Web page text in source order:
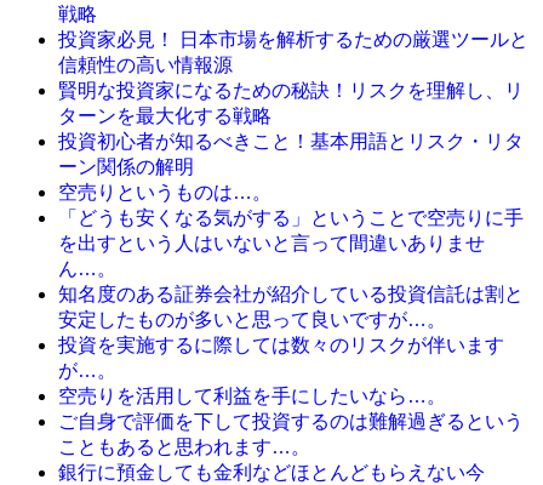
戦略
投資家必見！ 日本市場を解析するための厳選ツールと
信頼性の高い情報源
賢明な投資家になるための秘訣！リスクを理解し、リ
ターンを最大化する戦略
投資初心者が知るべきこと！基本用語とリスク・リタ
ーン関係の解明
空売りというものは…。
「どうも安くなる気がする」ということで空売りに手
を出すという人はいないと言って間違いありませ
ん…。
知名度のある証券会社が紹介している投資信託は割と
安定したものが多いと思って良いですが…。
投資を実施するに際しては数々のリスクが伴います
が…。
空売りを活用して利益を手にしたいなら…。
ご自身で評価を下して投資するのは難解過ぎるという
こともあると思われます…。
銀行に預金しても金利などほとんどもらえない今